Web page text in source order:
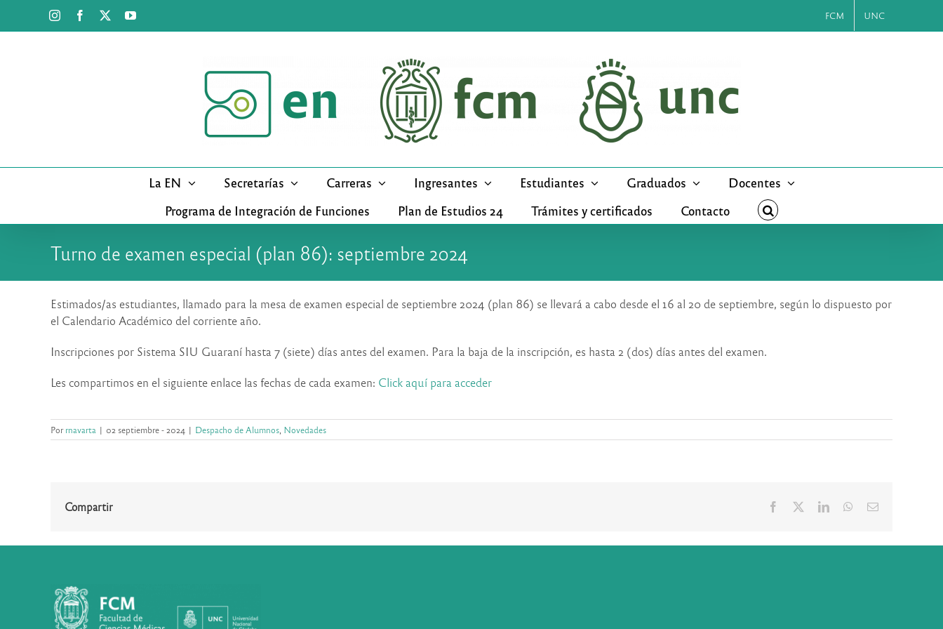
InstagramFacebook YouTube FCM UNC
La EN Secretarías Carreras Ingresantes Estudiantes Graduados
Docentes
Programa de Integración de Funciones
Plan de Estudios 24 Trámites y certificados Contacto
Turno de examen especial (plan 86): septiembre 2024
Estimados/as estudiantes, llamado para la mesa de examen especial de septiembre 2024 (plan 86) se llevará a cabo desde el 16 al 20 de septiembre, según lo dispuesto por
el Calendario Académico del corriente año.
Inscripciones por Sistema SIU Guaraní hasta 7 (siete) días antes del examen. Para la baja de la inscripción, es hasta 2 (dos) días antes del examen.
Les compartimos en el siguiente enlace las fechas de cada examen: Click aquí para acceder
Porrnavarta | 02 septiembre - 2024 | Despacho de Alumnos Novedades
Compartir Facebook LinkedInWhatsApp
Correo